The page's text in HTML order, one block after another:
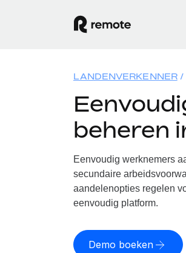
LANDENVERKENNER
beheren
Eenvoudig werknemers
secundaire
aandelenopties regelen
eenvoudig platform.
Demo boeken